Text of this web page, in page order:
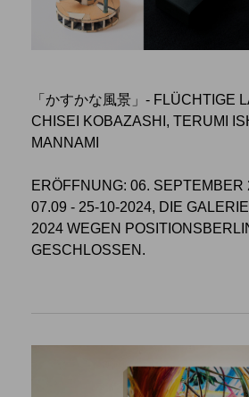
「かすかな風景」- FLÜCHTIGE
CHISEI KOBAZASHI, TERUMI
MANNAMI
ERÖFFNUNG: 06. SEPTEMBER
07.09 - 25-10-2024, DIE
2024 WEGEN
GESCHLOSSEN.